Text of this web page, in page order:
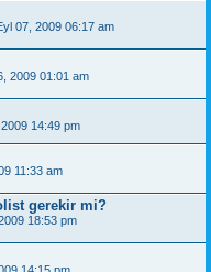
07, 2009 06:17 am
2009 01:01 am
14:49 pm
11:33 am
gerekir mi?
18:53 pm
14:15 pm